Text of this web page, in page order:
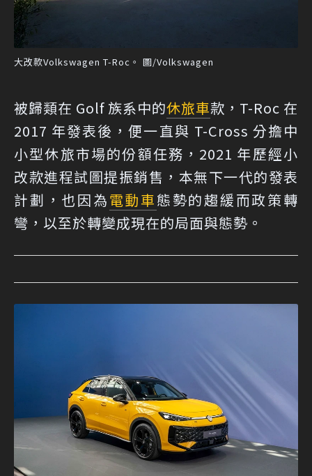
大改款Volkswagen T-Roc。 圖/Volkswagen
被歸類在 Golf 族系中的休旅車款，T-Roc 在
2017 年發表後，便一直與 T-Cross 分擔中
小型休旅市場的份額任務，2021 年歷經小
改款進程試圖提振銷售，本無下一代的發表
計劃，也因為電動車態勢的趨緩而政策轉
彎，以至於轉變成現在的局面與態勢。